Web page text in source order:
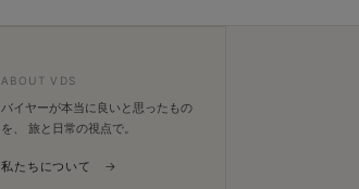
ABOUT VDS
バイヤーが本当に良いと思ったもの
を、 旅と日常の視点で。
私たちについて →